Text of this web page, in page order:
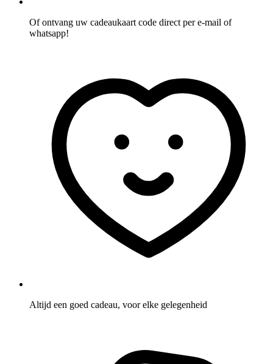
Of ontvang uw cadeaukaart code direct per e-mail of
whatsapp!
Altijd een goed cadeau, voor elke gelegenheid